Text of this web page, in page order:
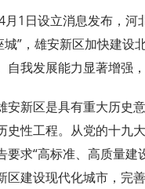
月1日设立消息发布，河
城”，雄安新区加快建设
自我发展能力显著增强
安新区是具有重大历史
史性工程。从党的十九
要求“高标准、高质量建
区建设现代化城市，完